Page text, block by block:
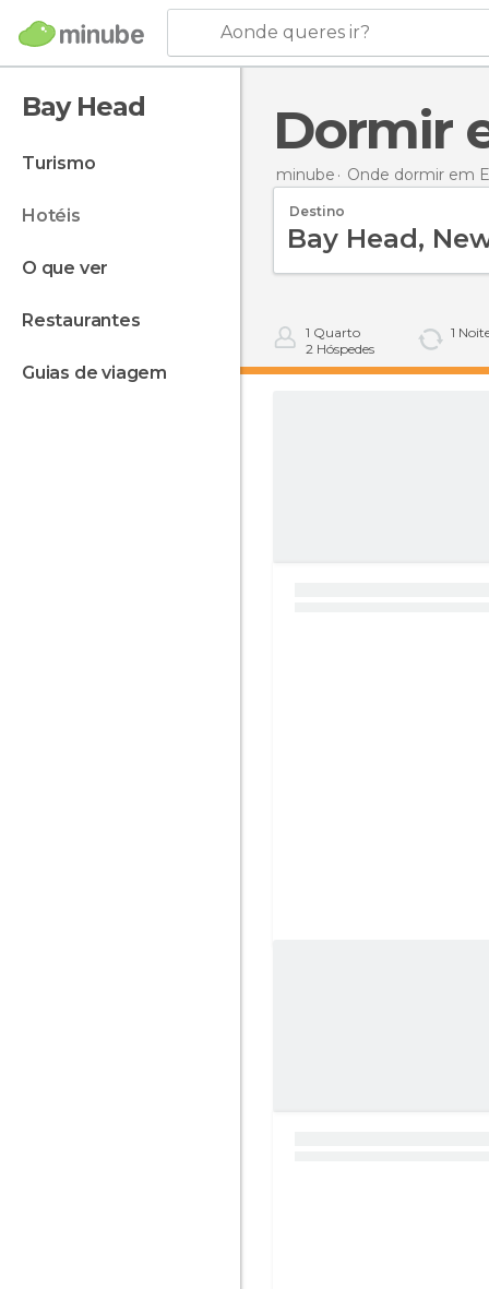
Aonde queres ir?
Bay Head
turismo
hotéis
o que ver
restaurantes
guias de viagem
Dormir
minube Onde dormir em
Destino
1 Quarto
2 Hóspedes
1